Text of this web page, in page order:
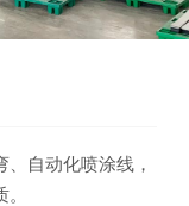
自动化喷涂线，